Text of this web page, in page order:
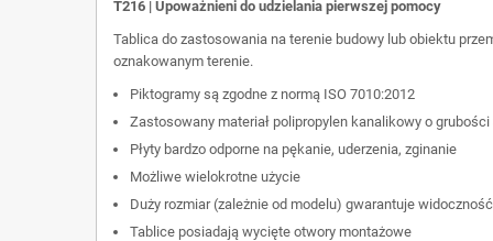
T216 | Upoważnieni do udzielania pierwszej pomocy
Tablica do zastosowania na terenie budowy lub obiektu
oznakowanym terenie.
Piktogramy są zgodne z normą ISO 7010:2012
Zastosowany materiał polipropylen kanalikowy o
Płyty bardzo odporne na pękanie, uderzenia, zginanie
Możliwe wielokrotne użycie
Duży rozmiar (zależnie od modelu) gwarantuje
Tablice posiadają wycięte otwory montażowe